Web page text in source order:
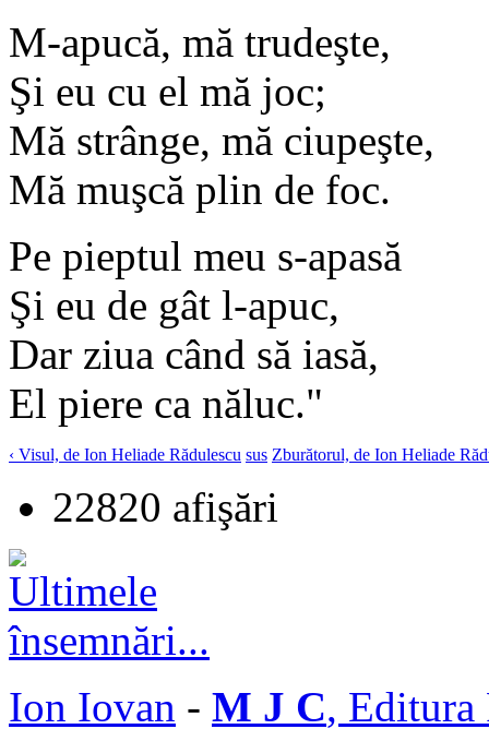
M-apucă, mă trudeşte,
Şi eu cu el mă joc;
Mă strânge, mă ciupeşte,
Mă muşcă plin de foc.
Pe pieptul meu s-apasă
Şi eu de gât l-apuc,
Dar ziua când să iasă,
El piere ca năluc."
‹ Visul, de Ion Heliade Rădulescu sus Zburătorul, de Ion Heliade
22820 afişări
Ion Iovan - M J C, Editura